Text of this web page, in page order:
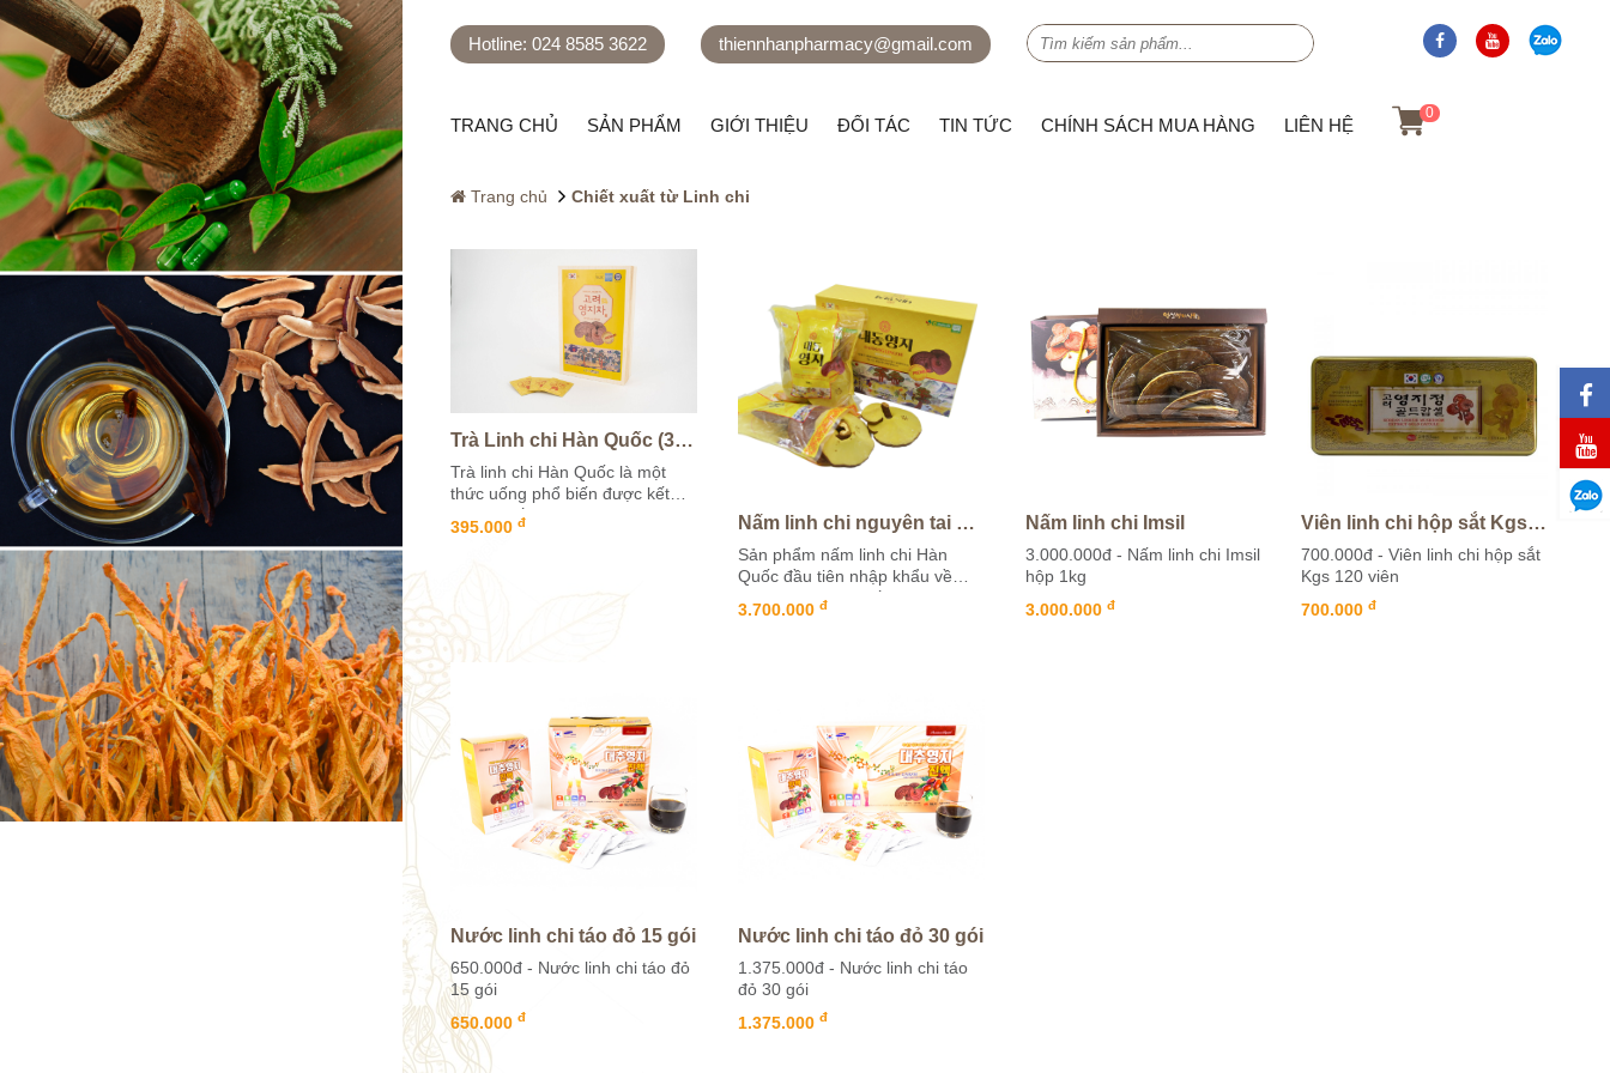
Hotline: 024 8585 3622 thiennhanpharmacy@gmail.com
TRANG CHỦ SẢN PHẨM GIỚI THIỆU ĐỐI TÁC TIN TỨC CHÍNH SÁCH MUA HÀNG LIÊN HỆ
0
Trang chủ Chiết xuất từ Linh chi
Trà Linh chi Hàn Quốc (3g*100)
Trà linh chi Hàn Quốc là một
thức uống phổ biến được kết
hợp từ nấm linh chi và các
thành phần tạo ngọt, giúp làm
395.000đ Nấm linh chi nguyên tai hộp 1000gram
Sản phẩm nấm linh chi Hàn
Quốc đầu tiên nhập khẩu về
Việt Nam với sự kết hợp từ 2
thương hiệu hàng đầu Imsil
3.700.000đ
Nấm linh chi Imsil
3.000.000đ - Nấm linh chi Imsil
hộp 1kg
3.000.000 đ
Viên linh chi hộp sắt Kgs 120 viên
700.000đ - Viên linh chi hộp sắt
Kgs 120 viên
700.000 đ
Nước linh chi táo đỏ 15 gói
650.000đ - Nước linh chi táo đỏ
15 gói
650.000đ
Nước linh chi táo đỏ 30 gói
1.375.000đ - Nước linh chi táo
đỏ 30 gói
1.375.000đ